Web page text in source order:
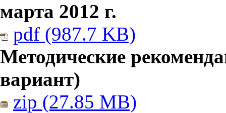
марта 2012 г.
pdf (987.7 KB)
Методические
вариант)
zip (27.85 MB)